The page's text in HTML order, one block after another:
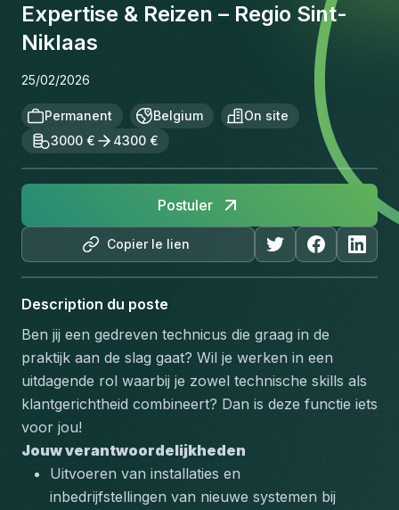
Expertise & Reizen – Regio Sint-
Niklaas
25/02/2026
Permanent Belgium
On site
3000 €
4300 €
Copier le lien
Postuler
Description du poste
Ben jij een gedreven technicus die graag in de
praktijk aan de slag gaat? Wil je werken in een
uitdagende rol waarbij je zowel technische skills als
klantgerichtheid combineert? Dan is deze functie iets
voor jou!
Jouw verantwoordelijkheden
Uitvoeren van installaties en
inbedrijfstellingen van nieuwe systemen bij